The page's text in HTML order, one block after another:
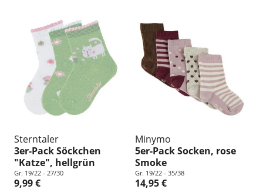
Sterntaler
3er-Pack Söckchen
"Katze", hellgrün
Gr. 19/22 - 27/30
9,99 €
Minymo
5er-Pack Socken, rose
Smoke
Gr. 19/22 - 35/38
14,95 €